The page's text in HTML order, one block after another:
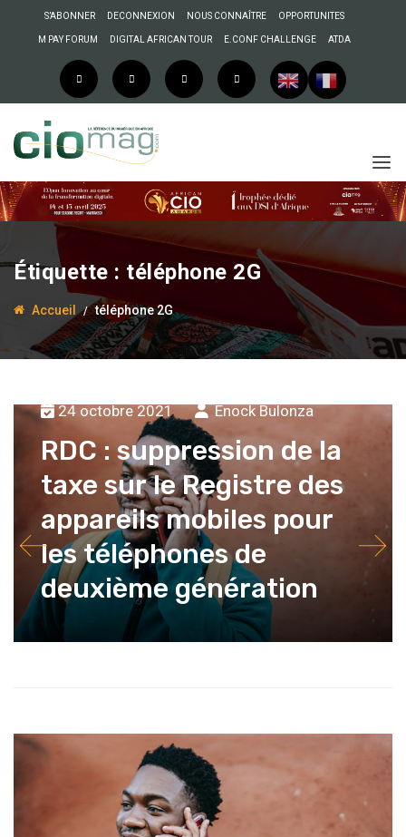
S’ABONNER DECONNEXION NOUS CONNAÎTRE OPPORTUNITES
M PAY FORUM DIGITAL AFRICAN TOUR E.CONF CHALLENGE ATDA
Étiquette : téléphone 2G
Accueil téléphone 2G
24 octobre 2021 Enock Bulonza
RDC : suppression de la
taxe sur le Registre des
appareils mobiles pour
les téléphones de
deuxième génération